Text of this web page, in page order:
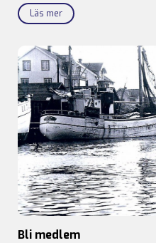
Läs mer
Bli medlem